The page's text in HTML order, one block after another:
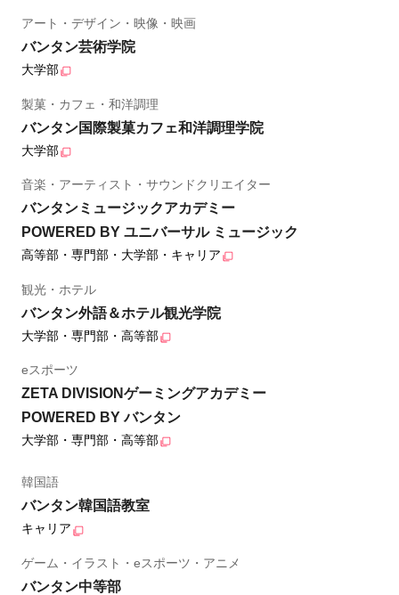
アート・デザイン・映像・映画
バンタン芸術学院
大学部
製菓・カフェ・和洋調理
バンタン国際製菓カフェ和洋調理学院
大学部
音楽・アーティスト・サウンドクリエイター
バンタンミュージックアカデミー
POWERED BY ユニバーサル ミュージック
高等部・専門部・大学部・キャリア
観光・ホテル
バンタン外語＆ホテル観光学院
大学部・専門部・高等部
eスポーツ
ZETA DIVISIONゲーミングアカデミー
POWERED BY バンタン
大学部・専門部・高等部
韓国語
バンタン韓国語教室
キャリア
ゲーム・イラスト・eスポーツ・アニメ
バンタン中等部